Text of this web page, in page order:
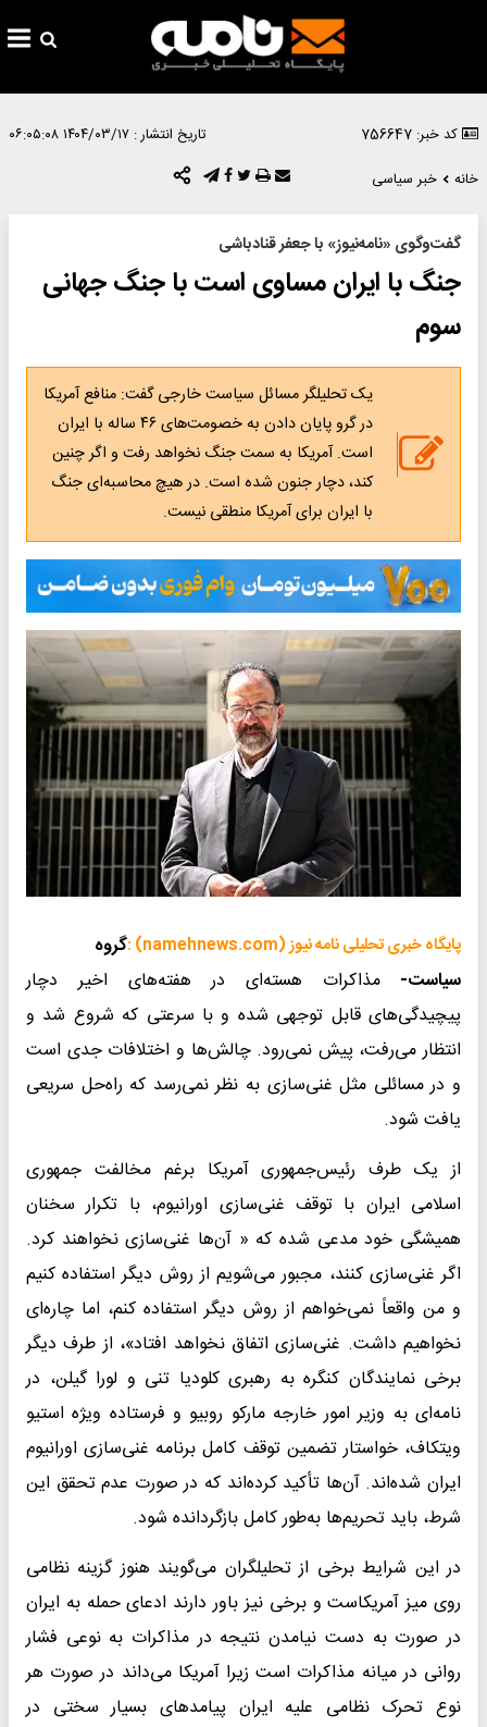
کد خبر: 756647 تاریخ انتشار : ۱۴۰۴/۰۳/۱۷ ۰۶:۰۵:۰۸
خانه
خبر سیاسی
گفت‌وگوی «نامه‌نیوز» با جعفر قنادباشی
جنگ با ایران مساوی است با جنگ جهانی
سوم
یک تحلیلگر مسائل سیاست خارجی گفت: منافع آمریکا
در گرو پایان دادن به خصومت‌های ۴۶ ساله با ایران
است. آمریکا به سمت جنگ نخواهد رفت و اگر چنین
کند، دچار جنون شده است. در هیچ محاسبه‌ای جنگ
با ایران برای آمریکا منطقی نیست.
پایگاه خبری تحلیلی نامه نیوز (namehnews.com) :
گروه
سیاست- مذاکرات هسته‌ای در هفته‌های اخیر دچار
پیچیدگی‌های قابل توجهی شده و با سرعتی که شروع شد و
انتظار می‌رفت، پیش نمی‌رود. چالش‌ها و اختلافات جدی است
و در مسائلی مثل غنی‌سازی به نظر نمی‌رسد که راه‌حل سریعی
یافت شود.
از یک طرف رئیس‌جمهوری آمریکا برغم مخالفت جمهوری
اسلامی ایران با توقف غنی‌سازی اورانیوم، با تکرار سخنان
همیشگی خود مدعی شده که « آن‌ها غنی‌سازی نخواهند کرد.
اگر غنی‌سازی کنند، مجبور می‌شویم از روش دیگر استفاده کنیم
و من واقعاً نمی‌خواهم از روش دیگر استفاده کنم، اما چاره‌ای
نخواهیم داشت. غنی‌سازی اتفاق نخواهد افتاد»، از طرف دیگر
برخی نمایندگان کنگره به رهبری کلودیا تنی و لورا گیلن، در
نامه‌ای به وزیر امور خارجه مارکو روبیو و فرستاده ویژه استیو
ویتکاف، خواستار تضمین توقف کامل برنامه غنی‌سازی اورانیوم
ایران شده‌اند. آن‌ها تأکید کرده‌اند که در صورت عدم تحقق این
شرط، باید تحریم‌ها به‌طور کامل بازگردانده شود.
در این شرایط برخی از تحلیلگران می‌گویند هنوز گزینه نظامی
روی میز آمریکاست و برخی نیز باور دارند ادعای حمله به ایران
در صورت به دست نیامدن نتیجه در مذاکرات به نوعی فشار
روانی در میانه مذاکرات است زیرا آمریکا می‌داند در صورت هر
نوع تحرک نظامی علیه ایران پیامدهای بسیار سختی در